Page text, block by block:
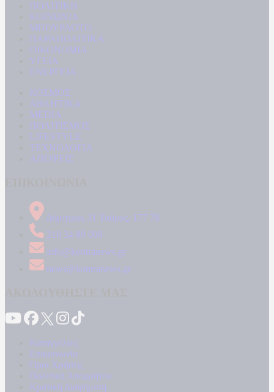
ΠΟΛΙΤΙΚΗ
ΚΟΙΝΩΝΙΑ
ΜΠΟΥΡΛΟΤΟ
ΠΑΡΑΠΟΛΙΤΙΚΑ
ΟΙΚΟΝΟΜΙΑ
ΥΓΕΙΑ
ΕΝΕΡΓΕΙΑ
ΚΟΣΜΟΣ
ΑΘΛΗΤΙΚΑ
MEDIA
ΠΟΛΙΤΙΣΜΟΣ
LIFESTYLE
ΤΕΧΝΟΛΟΓΙΑ
ΑΠΟΨΕΙΣ
Δήμητρος 31 Ταύρος, 177 78
210 34 89 000
info@kontranews.gr
news@kontranews.gr
Καταγγελίες
Επικοινωνία
Όροι Χρήσης
Πολιτική Απορρήτου
Κρατική Διαφήμιση